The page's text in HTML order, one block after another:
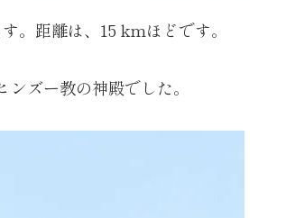
。距離は、15 kmほどです。
ズー教の神殿でした。